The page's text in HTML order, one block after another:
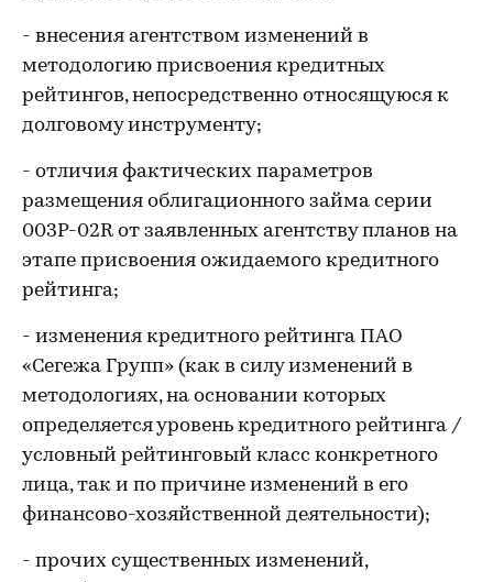
- внесения агентством изменений в
методологию присвоения кредитных
рейтингов, непосредственно относящуюся к
долговому инструменту;
- отличия фактических параметров
размещения облигационного займа серии
003P-02R от заявленных агентству планов на
этапе присвоения ожидаемого кредитного
рейтинга;
- изменения кредитного рейтинга ПАО
«Сегежа Групп» (как в силу изменений в
методологиях, на основании которых
определяется уровень кредитного рейтинга /
условный рейтинговый класс конкретного
лица, так и по причине изменений в его
финансово-хозяйственной деятельности);
- прочих существенных изменений,